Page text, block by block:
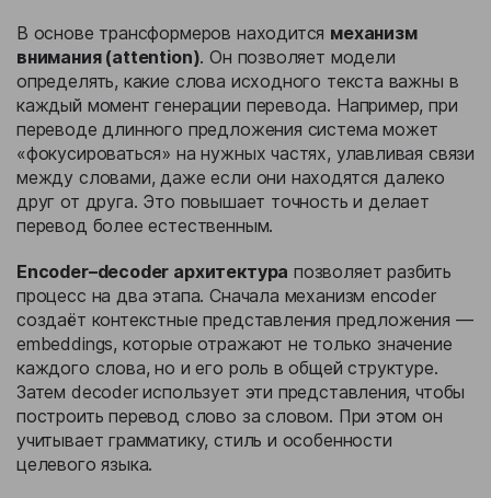
В основе трансформеров находится механизм
внимания (attention). Он позволяет модели
определять, какие слова исходного текста важны в
каждый момент генерации перевода. Например, при
переводе длинного предложения система может
«фокусироваться» на нужных частях, улавливая связи
между словами, даже если они находятся далеко
друг от друга. Это повышает точность и делает
перевод более естественным.
Encoder–decoder архитектура позволяет разбить
процесс на два этапа. Сначала механизм encoder
создаёт контекстные представления предложения —
embeddings, которые отражают не только значение
каждого слова, но и его роль в общей структуре.
Затем decoder использует эти представления, чтобы
построить перевод слово за словом. При этом он
учитывает грамматику, стиль и особенности
целевого языка.